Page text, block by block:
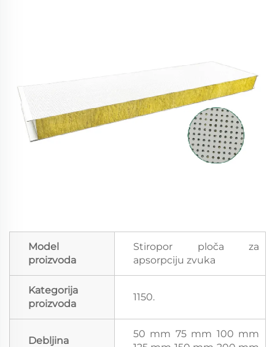
Model
proizvoda
Stiropor ploča za
apsorpciju zvuka
Kategorija
proizvoda
1150.
Debljina
50 mm 75 mm 100 mm